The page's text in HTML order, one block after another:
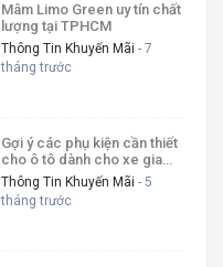
Mâm Limo Green uy tín chất
lượng tại TPHCM
Thông Tin Khuyến Mãi - 7
tháng trước
Gợi ý các phụ kiện cần thiết
cho ô tô dành cho xe gia
đình
Thông Tin Khuyến Mãi - 5
tháng trước